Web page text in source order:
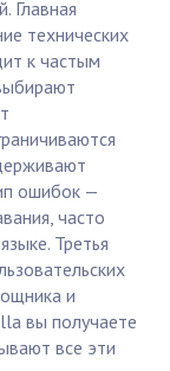
Главная
технических
к частым
ошибок —
часто
Третья
и
вы получаете
все эти